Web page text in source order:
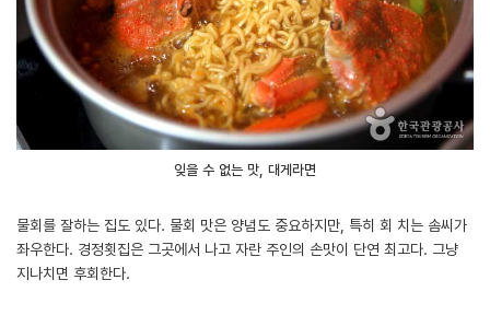
잊을 수 없는 맛, 대게라면
물회를 잘하는 집도 있다. 물회 맛은 양념도 중요하지만, 특히 회 치는 솜씨가
좌우한다. 경정횟집은 그곳에서 나고 자란 주인의 손맛이 단연 최고다. 그냥
지나치면 후회한다.